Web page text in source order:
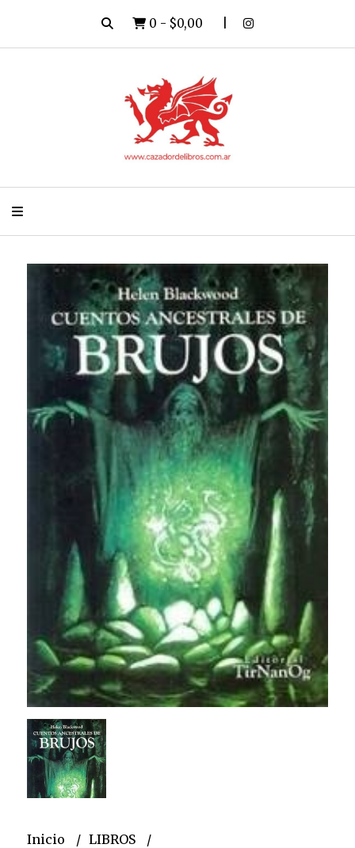
0 - $0,00
Inicio
LIBROS